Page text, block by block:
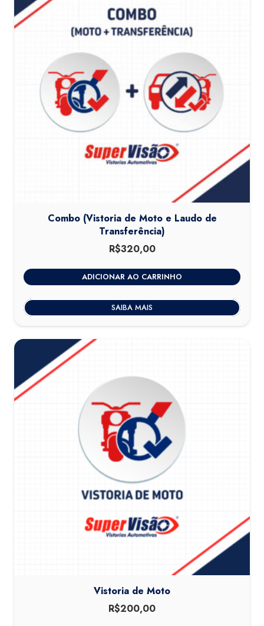
Combo (Vistoria de Moto e Laudo de
Transferência)
R$320,00
ADICIONAR AO CARRINHO
SAIBA MAIS
Vistoria de Moto
R$200,00